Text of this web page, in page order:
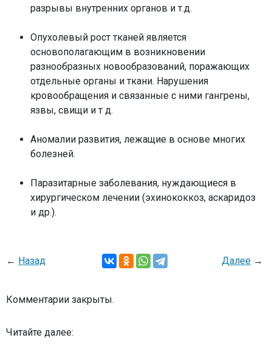
разрывы внутренних органов и т.д.
Опухолевый рост тканей является
основополагающим в возникновении
разнообразных новообразований, поражающих
отдельные органы и ткани. Нарушения
кровообращения и связанные с ними гангрены,
язвы, свищи и т д.
Аномалии развития, лежащие в основе многих
болезней.
Паразитарные заболевания, нуждающиеся в
хирургическом лечении (эхинококкоз, аскаридоз
и др.).
← Назад Далее →
Комментарии закрыты.
Читайте далее: